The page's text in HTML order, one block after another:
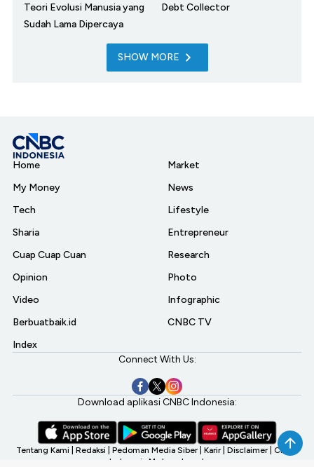
Teori Evolusi Manusia yang
Sudah Lama Dipercaya
Debt Collector
SHOW MORE
Home
My Money
Tech
Sharia
Cuap Cuap Cuan
Opinion
Video
Berbuatbaik.id
Index
Market
News
Lifestyle
Entrepreneur
Research
Photo
Infographic
CNBC TV
Connect With Us:
Download aplikasi CNBC Indonesia:
Tentang Kami Redaksi Pedoman Media Siber Karir Disclaimer CNBC
Indonesia My Investment